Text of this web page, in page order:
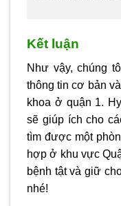
Kết luận
Như vậy, chúng
thông tin cơ bản
khoa ở quận 1.
sẽ giúp ích cho
tìm được một
hợp ở khu vực
bệnh tật và giữ
nhé!